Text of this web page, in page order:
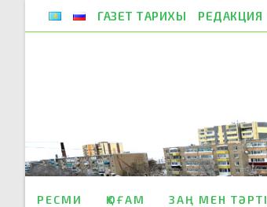
ГАЗЕТ ТАРИХЫ РЕДАКЦИЯ
РЕСМИ ҚОҒАМ ЗАҢ МЕН